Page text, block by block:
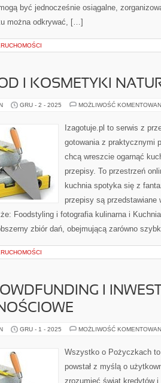
być jednocześnie osiągalne,
można odkrywać, […]
I KOSMETYKI
GRU - 2 - 2025 MOŻLIWOŚĆ
Izagotuje.pl to serwis z
gotowania z praktycznymi
chcą wreszcie ogarnąć
przepisy. To przestrzeń
kuchnia spotyka się z
przepisy są
Foodstyling i fotografia kulinarna i
zbiór dań, obejmującą zarówno
I
GRU - 1 - 2025 MOŻLIWOŚĆ
Wszystko o Pożyczkach
powstał z myślą o
zrozumieć świat kredytów